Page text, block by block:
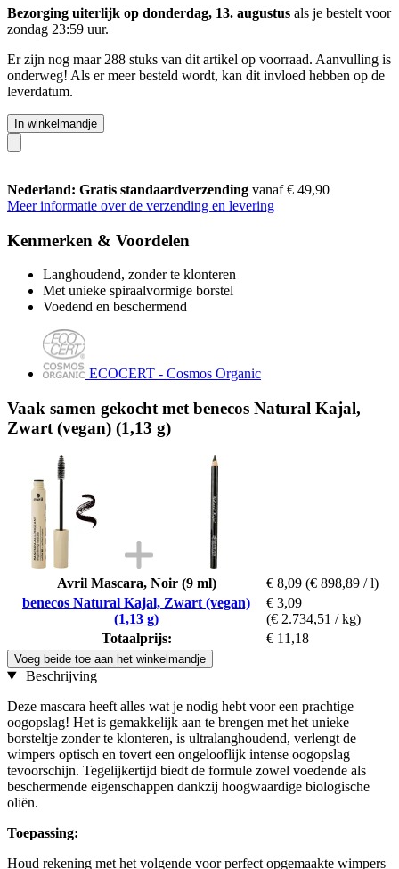
Bezorging uiterlijk op donderdag, 13. augustus als je bestelt voor
zondag 23:59 uur.
Er zijn nog maar 288 stuks van dit artikel op voorraad. Aanvulling is
onderweg! Als er meer besteld wordt, kan dit invloed hebben op de
leverdatum.
In winkelmandje
Nederland: Gratis standaardverzending vanaf € 49,90
Meer informatie over de verzending en levering
Kenmerken & Voordelen
Langhoudend, zonder te klonteren
Met unieke spiraalvormige borstel
Voedend en beschermend
ECOCERT - Cosmos Organic
Vaak samen gekocht met benecos Natural Kajal,
Zwart (vegan) (1,13 g)
Avril Mascara, Noir (9 ml) € 8,09 (€ 898,89 / l)
benecos Natural Kajal, Zwart (vegan)
(1,13 g)
€ 3,09
(€ 2.734,51 / kg)
Totaalprijs:
€ 11,18
Voeg beide toe aan het winkelmandje
Beschrijving
Deze mascara heeft alles wat je nodig hebt voor een prachtige
oogopslag! Het is gemakkelijk aan te brengen met het unieke
borsteltje zonder te klonteren, is ultralanghoudend, verlengt de
wimpers optisch en tovert een ongelooflijk intense oogopslag
tevoorschijn. Tegelijkertijd biedt de formule zowel voedende als
beschermende eigenschappen dankzij hoogwaardige biologische
oliën.
Toepassing:
Houd rekening met het volgende voor perfect opgemaakte wimpers